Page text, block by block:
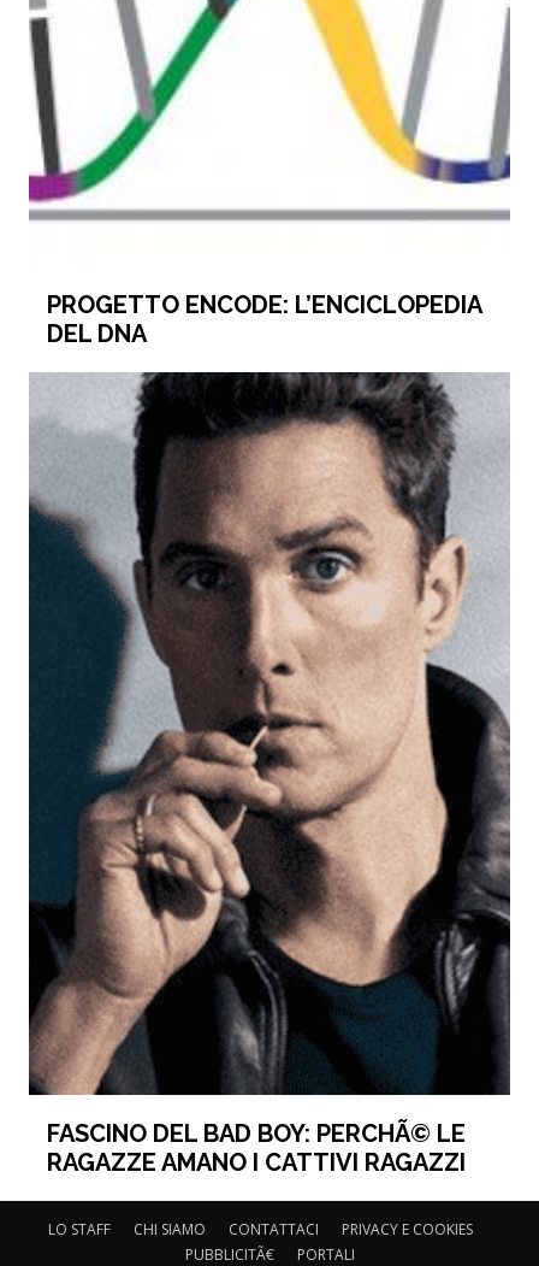
PROGETTO ENCODE: L’ENCICLOPEDIA
DEL DNA
FASCINO DEL BAD BOY: PERCHÃ© LE
RAGAZZE AMANO I CATTIVI RAGAZZI
LO STAFF CHI SIAMO CONTATTACI
PRIVACY E COOKIES
PUBBLICITÃ€
PORTALI